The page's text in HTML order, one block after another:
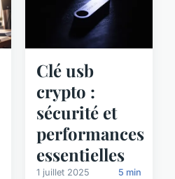
Clé usb
crypto :
sécurité et
performances
essentielles
1 juillet 2025 5 min